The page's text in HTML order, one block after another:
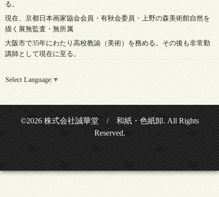
る。
現在、京都日本画家協会会員・有秋会委員・上野の森美術館自然を
描く展無監査・無所属
大阪市で35年にわたり高校教諭（美術）を務める。その後も非常勤
講師として現在に至る。
Select Language ▼
©2026 株式会社誠華堂 / 和紙・色紙卸. All Rights
Reserved.